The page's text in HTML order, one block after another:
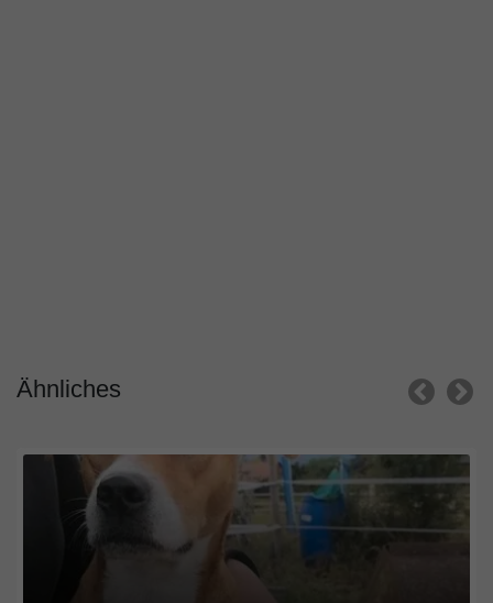
Ähnliches